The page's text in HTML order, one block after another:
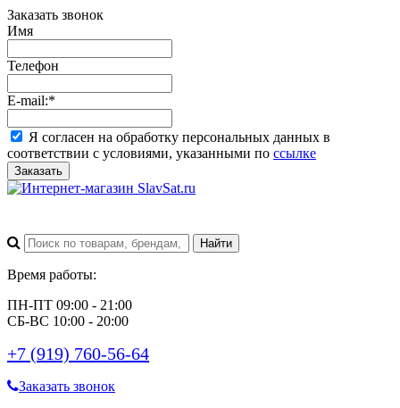
Заказать звонок
Имя
Телефон
E-mail:*
Я согласен на обработку персональных данных в
соответствии с условиями, указанными по ссылке
Заказать
Время работы:
ПН-ПТ 09:00 - 21:00
СБ-ВС 10:00 - 20:00
+7 (919) 760-56-64
Заказать звонок